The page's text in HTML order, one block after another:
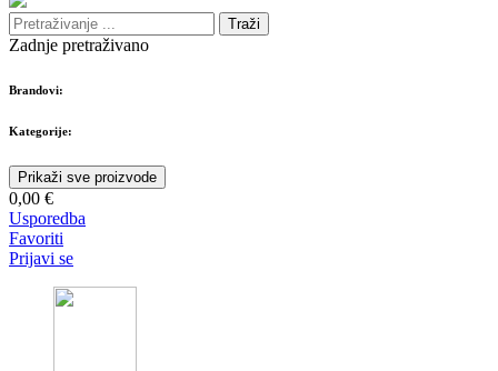
Traži
Zadnje pretraživano
Brandovi:
Kategorije:
Prikaži sve proizvode
0,00 €
Usporedba
Favoriti
Prijavi se